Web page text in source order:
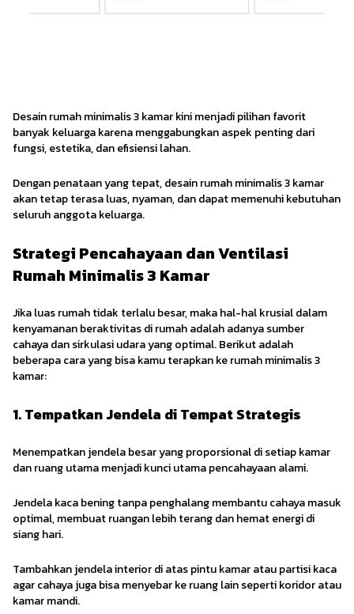
Desain rumah minimalis 3 kamar kini menjadi pilihan favorit
banyak keluarga karena menggabungkan aspek penting dari
fungsi, estetika, dan efisiensi lahan.
Dengan penataan yang tepat, desain rumah minimalis 3 kamar
akan tetap terasa luas, nyaman, dan dapat memenuhi kebutuhan
seluruh anggota keluarga.
Strategi Pencahayaan dan Ventilasi
Rumah Minimalis 3 Kamar
Jika luas rumah tidak terlalu besar, maka hal-hal krusial dalam
kenyamanan beraktivitas di rumah adalah adanya sumber
cahaya dan sirkulasi udara yang optimal. Berikut adalah
beberapa cara yang bisa kamu terapkan ke rumah minimalis 3
kamar:
1. Tempatkan Jendela di Tempat Strategis
Menempatkan jendela besar yang proporsional di setiap kamar
dan ruang utama menjadi kunci utama pencahayaan alami.
Jendela kaca bening tanpa penghalang membantu cahaya masuk
optimal, membuat ruangan lebih terang dan hemat energi di
siang hari.
Tambahkan jendela interior di atas pintu kamar atau partisi kaca
agar cahaya juga bisa menyebar ke ruang lain seperti koridor atau
kamar mandi.